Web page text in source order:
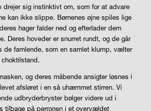
drejer sig instinktivt om, som for at advare
kan ikke slippe. Børnenes øjne spiles lige
hager falder ned og efterlader dem
Deres hoveder er snurret rundt, og de går
de famlende, som en samlet klump, vælter
og deres måbende ansigter løsnes i
afsløret i en så uhæmmet stirren. Vi
udbryderbryster bølger videre ud i
tilbage på perronen i et overvældet